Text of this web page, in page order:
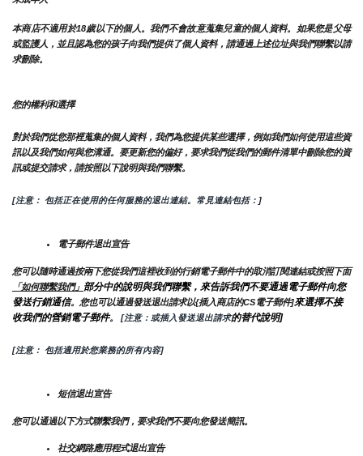
本商店不適用於18歲以下的個人。我們不會故意蒐集兒童的個人資料。如果您是父母
或監護人，並且認為您的孩子向我們提供了個人資料，請通過上述位址與我們聯繫以請
求刪除。
您的權利和選擇
對於我們從您那裡蒐集的個人資料，我們為您提供某些選擇，例如我們如何使用這些資
訊以及我們如何與您溝通。要更新您的偏好，要求我們從我們的郵件清單中刪除您的資
訊或提交請求，請按照以下說明與我們聯繫。
[注意： 包括正在使用的任何服務的退出連結。常見連結包括：]
電子郵件退出宣告
您可以隨時通過按兩下您從我們這裡收到的行銷電子郵件中的取消訂閱連結或按照下面
「如何聯繫我們」 部分中的說明與我們聯繫，來告訴我們不要通過電子郵件向您
發送行銷通信。您也可以通過發送退出請求以{插入商店的CS電子郵件]來選擇不接
收我們的營銷電子郵件。 [注意：或插入發送退出請求的替代說明]
[注意： 包括適用於您業務的所有內容]
短信退出宣告
您可以通過以下方式聯繫我們，要求我們不要向您發送簡訊。
社交網路應用程式退出宣告